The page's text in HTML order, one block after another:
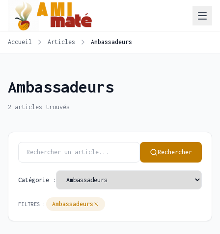
Accueil Articles Ambassadeurs
Ambassadeurs
2 articles trouvés
Rechercher
Catégorie :
FILTRES : Ambassadeurs